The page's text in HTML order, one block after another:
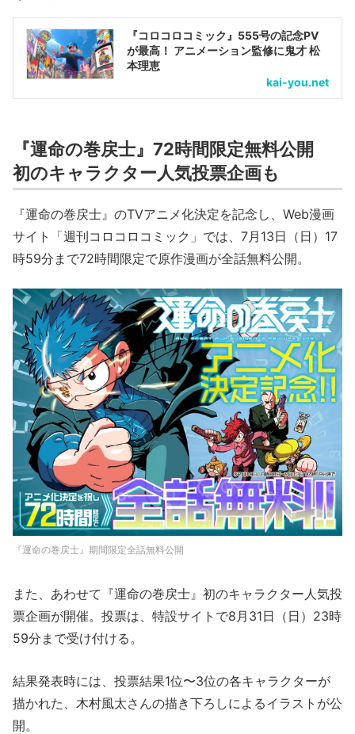
『コロコロコミック』555号の記念PV
が最高！ アニメーション監修に鬼才 松
本理恵
kai-you.net
『運命の巻戻士』72時間限定無料公開
初のキャラクター人気投票企画も
『運命の巻戻士』のTVアニメ化決定を記念し、Web漫画
サイト「週刊コロコロコミック」では、7月13日（日）17
時59分まで72時間限定で原作漫画が全話無料公開。
『運命の巻戻士』期間限定全話無料公開
また、あわせて『運命の巻戻士』初のキャラクター人気投
票企画が開催。投票は、特設サイトで8月31日（日）23時
59分まで受け付ける。
結果発表時には、投票結果1位〜3位の各キャラクターが
描かれた、木村風太さんの描き下ろしによるイラストが公
開。